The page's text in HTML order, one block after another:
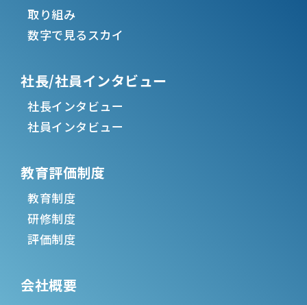
取り組み
数字で見るスカイ
社長/社員インタビュー
社長インタビュー
社員インタビュー
教育評価制度
教育制度
研修制度
評価制度
会社概要